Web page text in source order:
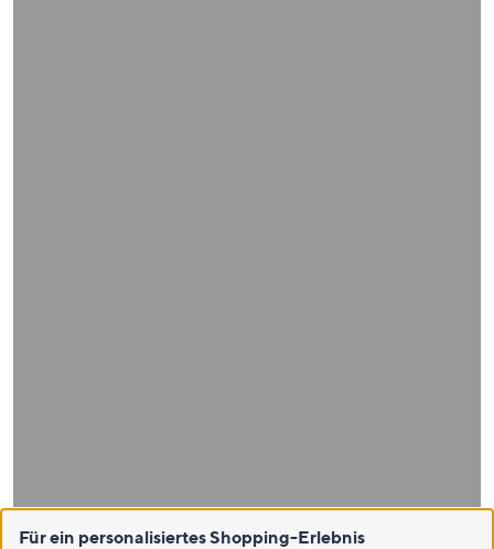
Für ein personalisiertes Shopping-Erlebnis